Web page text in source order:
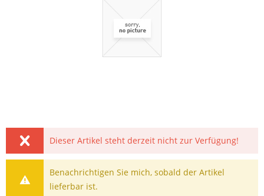
Dieser Artikel steht derzeit nicht zur Verfügung!
Benachrichtigen Sie mich, sobald der Artikel
lieferbar ist.